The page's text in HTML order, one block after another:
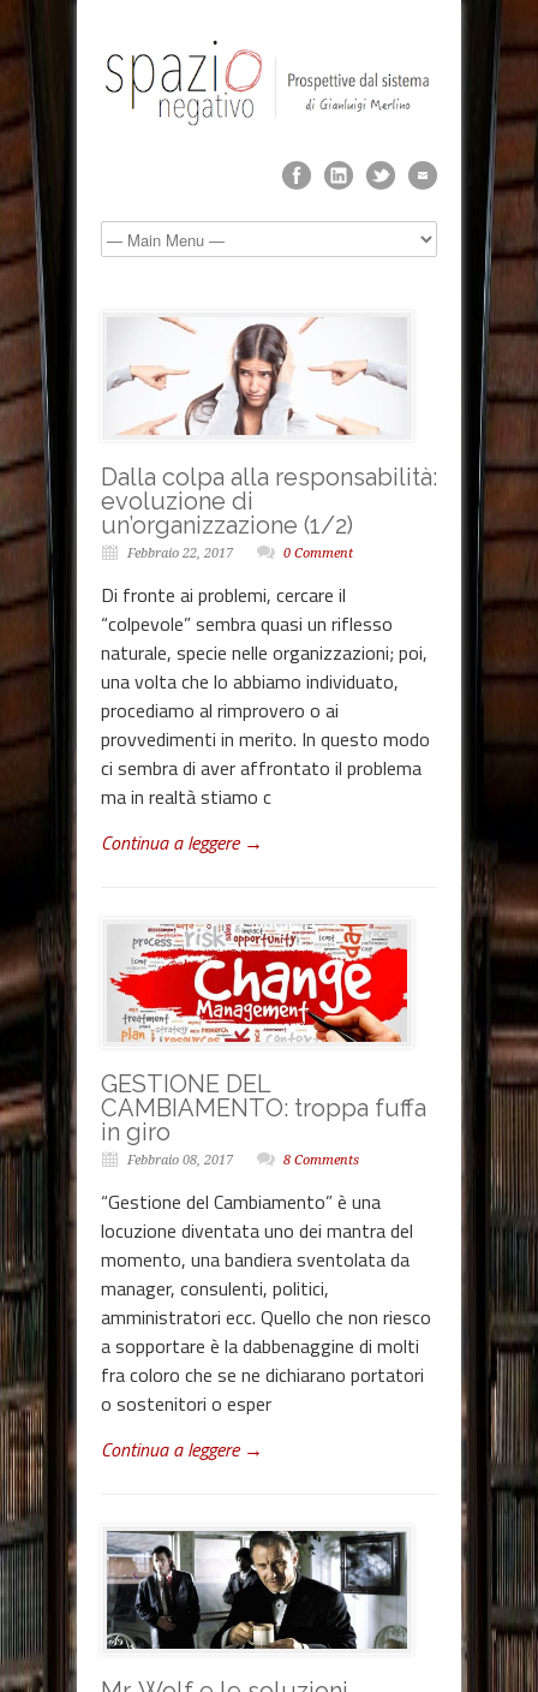
Dalla colpa alla responsabilità:
evoluzione di
un’organizzazione (1/2)
Febbraio 22, 2017 0 Comment
Di fronte ai problemi, cercare il
“colpevole” sembra quasi un riflesso
naturale, specie nelle organizzazioni; poi,
una volta che lo abbiamo individuato,
procediamo al rimprovero o ai
provvedimenti in merito. In questo modo
ci sembra di aver affrontato il problema
ma in realtà stiamo c
Continua a leggere →
GESTIONE DEL
CAMBIAMENTO: troppa fuffa
in giro
Febbraio 08, 2017 8 Comments
“Gestione del Cambiamento” è una
locuzione diventata uno dei mantra del
momento, una bandiera sventolata da
manager, consulenti, politici,
amministratori ecc. Quello che non riesco
a sopportare è la dabbenaggine di molti
fra coloro che se ne dichiarano portatori
o sostenitori o esper
Continua a leggere →